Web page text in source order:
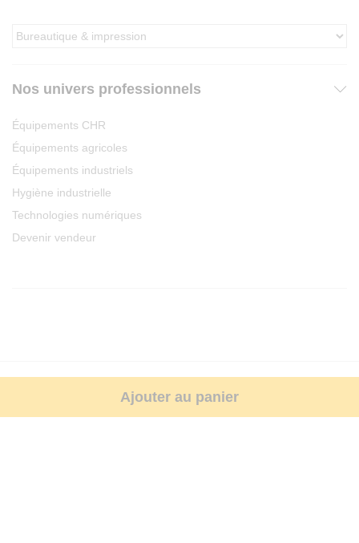
Ajouter au panier
Nos univers professionnels
Équipements CHR
Équipements agricoles
Équipements industriels
Hygiène industrielle
Technologies numériques
Devenir vendeur
Paiements sécurisés par cartes bancaires